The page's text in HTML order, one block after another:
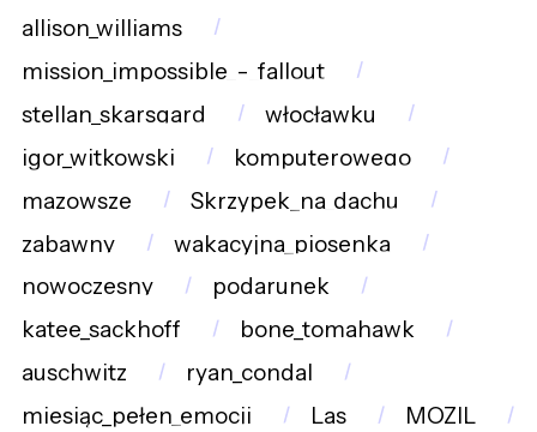
allison_williams
mission_impossible_-_fallout
stellan_skarsgard
włocławku
igor_witkowski
komputerowego
mazowsze
Skrzypek_na_dachu
zabawny
wakacyjna_piosenka
nowoczesny
podarunek
katee_sackhoff
bone_tomahawk
auschwitz
ryan_condal
miesiąc_pełen_emocji
Las
MOZIL